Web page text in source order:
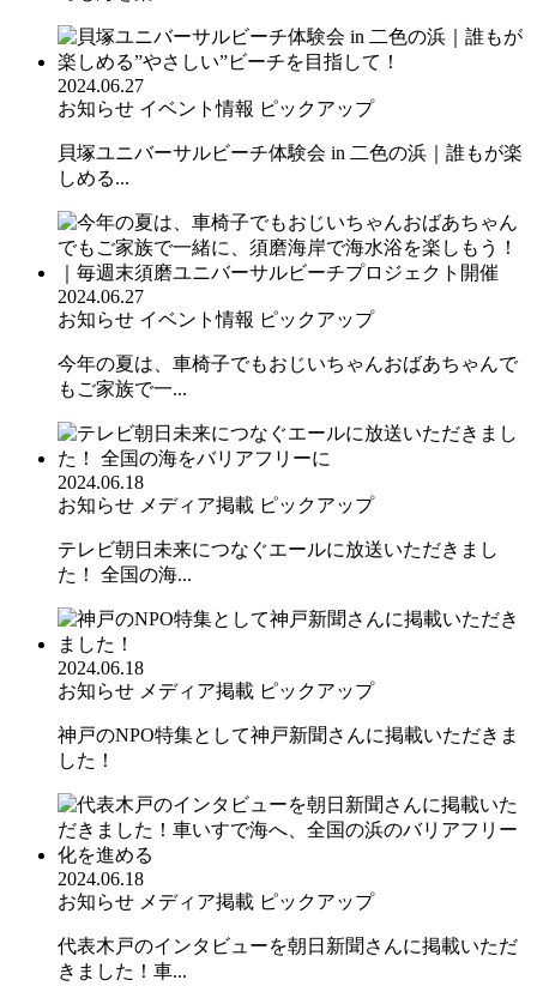
2024.06.27
お知らせ イベント情報 ピックアップ
貝塚ユニバーサルビーチ体験会 in 二色の浜｜誰もが楽
しめる...
2024.06.27
お知らせ イベント情報 ピックアップ
今年の夏は、車椅子でもおじいちゃんおばあちゃんで
もご家族で一...
2024.06.18
お知らせ メディア掲載 ピックアップ
テレビ朝日未来につなぐエールに放送いただきまし
た！ 全国の海...
2024.06.18
お知らせ メディア掲載 ピックアップ
神戸のNPO特集として神戸新聞さんに掲載いただきま
した！
2024.06.18
お知らせ メディア掲載 ピックアップ
代表木戸のインタビューを朝日新聞さんに掲載いただ
きました！車...